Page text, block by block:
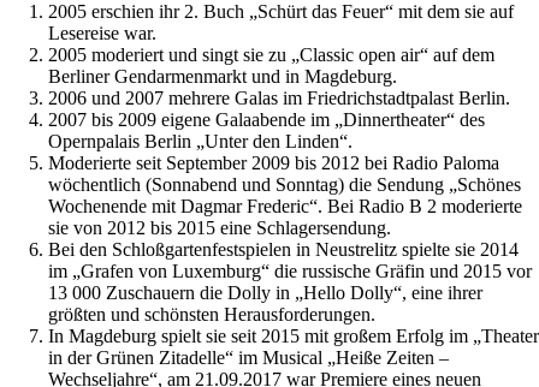
2005 erschien ihr 2. Buch „Schürt das Feuer“ mit dem sie auf
Lesereise war.
2005 moderiert und singt sie zu „Classic open air“ auf dem
Berliner Gendarmenmarkt und in Magdeburg.
2006 und 2007 mehrere Galas im Friedrichstadtpalast Berlin.
2007 bis 2009 eigene Galaabende im „Dinnertheater“ des
Opernpalais Berlin „Unter den Linden“.
Moderierte seit September 2009 bis 2012 bei Radio Paloma
wöchentlich (Sonnabend und Sonntag) die Sendung „Schönes
Wochenende mit Dagmar Frederic“. Bei Radio B 2 moderierte
sie von 2012 bis 2015 eine Schlagersendung.
Bei den Schloßgartenfestspielen in Neustrelitz spielte sie 2014
im „Grafen von Luxemburg“ die russische Gräfin und 2015 vor
13 000 Zuschauern die Dolly in „Hello Dolly“, eine ihrer
größten und schönsten Herausforderungen.
In Magdeburg spielt sie seit 2015 mit großem Erfolg im „Theater
in der Grünen Zitadelle“ im Musical „Heiße Zeiten –
Wechseljahre“, am 21.09.2017 war Premiere eines neuen